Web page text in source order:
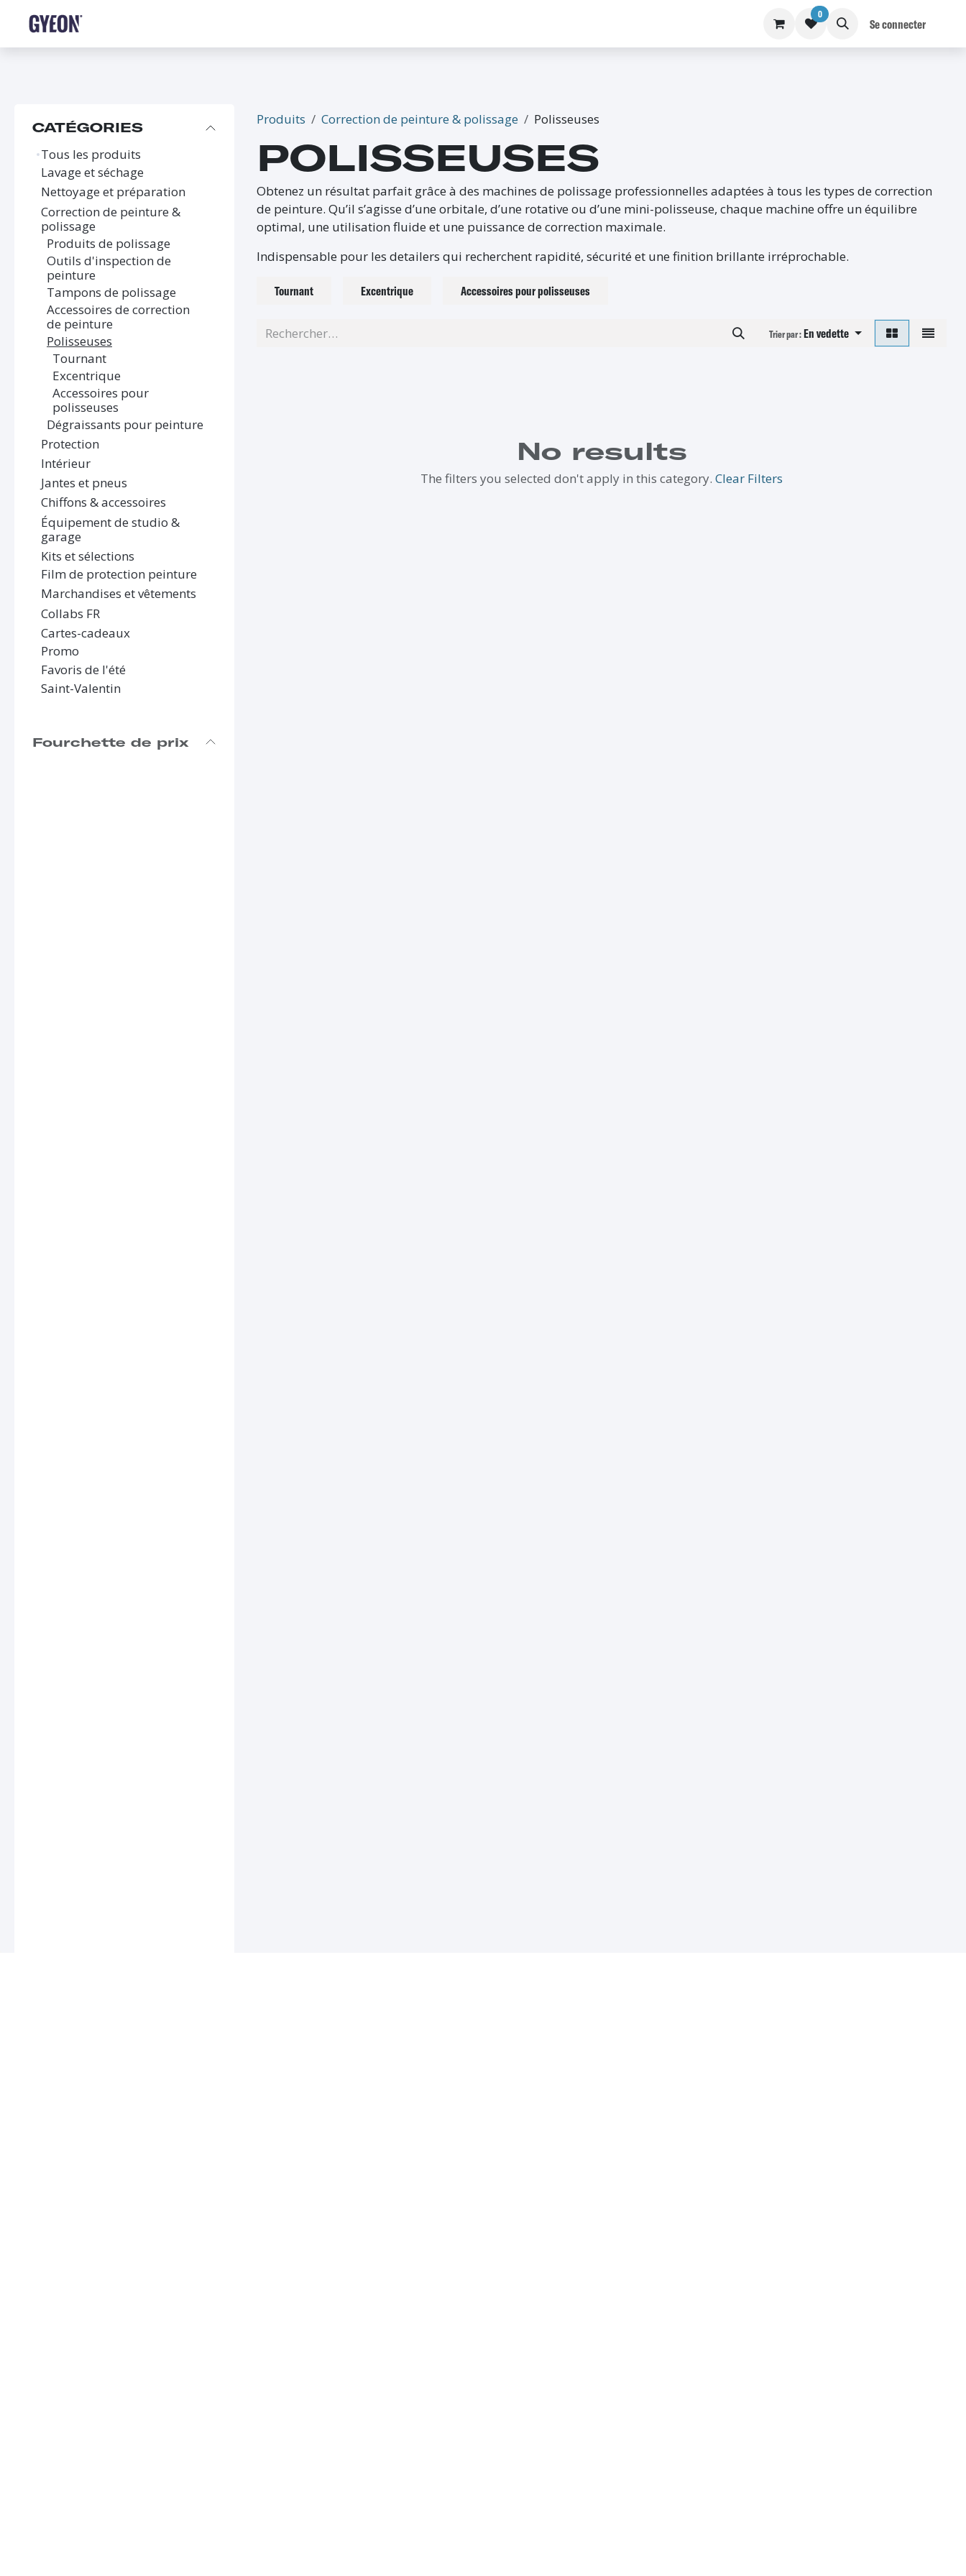
0
Se connecter
CATÉGORIES
Tous les produits
Lavage et séchage
Nettoyage et préparation
Correction de peinture &
polissage
Produits de polissage
Outils d'inspection de
peinture
Tampons de polissage
Accessoires de correction
de peinture
Polisseuses
Tournant
Excentrique
Accessoires pour
polisseuses
Dégraissants pour peinture
Protection
Intérieur
Jantes et pneus
Chiffons & accessoires
Équipement de studio &
garage
Kits et sélections
Film de protection peinture
Marchandises et vêtements
Collabs FR
Cartes-cadeaux
Promo
Favoris de l'été
Saint-Valentin
Fourchette de prix
Produits Correction de peinture & polissage Polisseuses
POLISSEUSES
Obtenez un résultat parfait grâce à des machines de polissage professionnelles adaptées à tous les types de correction
de peinture. Qu’il s’agisse d’une orbitale, d’une rotative ou d’une mini-polisseuse, chaque machine offre un équilibre
optimal, une utilisation fluide et une puissance de correction maximale.
Indispensable pour les detailers qui recherchent rapidité, sécurité et une finition brillante irréprochable.
Tournant Excentrique Accessoires pour polisseuses
Trier par :En vedette
No results
The filters you selected don't apply in this category. Clear Filters